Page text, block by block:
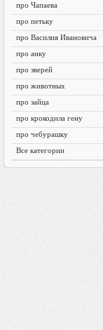
про Чапаева
про петьку
про Василия Ивановича
про анку
про зверей
про животных
про зайца
про крокодила гену
про чебурашку
Все категории